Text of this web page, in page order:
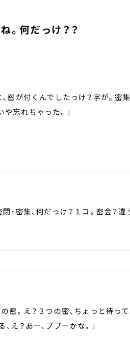
。何だっけ？？
密が付くんでしたっけ？字が。密
や忘れちゃった。」
・密集、何だっけ？１コ。密会？違
密。え？３つの密、ちょっと待っ
え？あー、ブブーかな。」